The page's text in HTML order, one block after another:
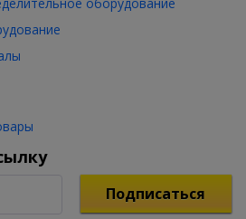
Подписаться